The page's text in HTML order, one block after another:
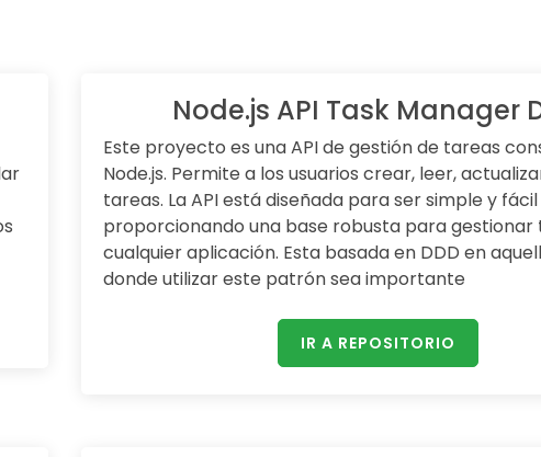
Node.js API Task Manager
Este proyecto es una API de gestión de tareas
Node.js. Permite a los usuarios crear, leer,
tareas. La API está diseñada para ser simple y
proporcionando una base robusta para gestionar
cualquier aplicación. Esta basada en DDD en
donde utilizar este patrón sea importante
IR A REPOSITORIO